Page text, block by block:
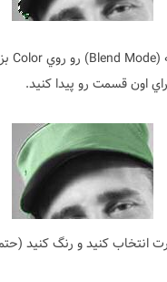
اون قسمت رو پيدا كنيد.
كنيد و رنگ كنيد